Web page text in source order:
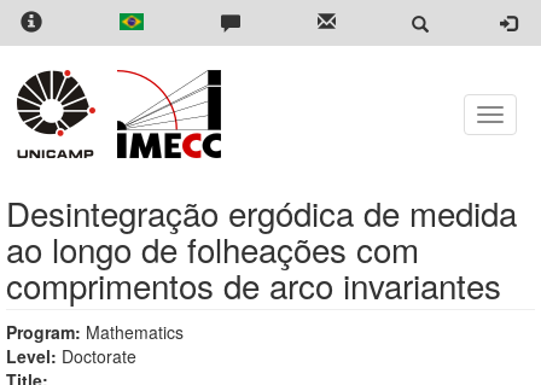
Skip
content
Toggle
Desintegração ergódica de medida
ao longo de folheações com
comprimentos de arco invariantes
Program: Mathematics
Level: Doctorate
Title: